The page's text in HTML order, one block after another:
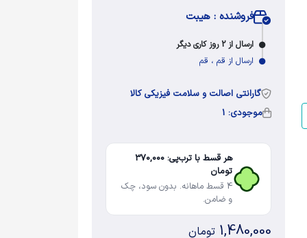
فروشنده : هیبت
ارسال از 2 روز کاری دیگر
ارسال از قم ، قم
گارانتی اصالت و سلامت فیزیکی کالا
موجودی: 1
هر قسط با ترب‌پی: 370,000
تومان
4 قسط ماهانه. بدون سود، چک
و ضامن.
1,480,000 تومان